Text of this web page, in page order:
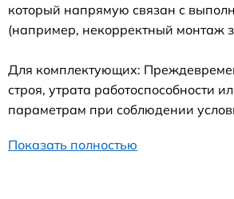
который напрямую связан с
(например, некорректный монтаж
Для комплектующих:
строя, утрата работоспособности
параметрам при соблюдении
Показать полностью